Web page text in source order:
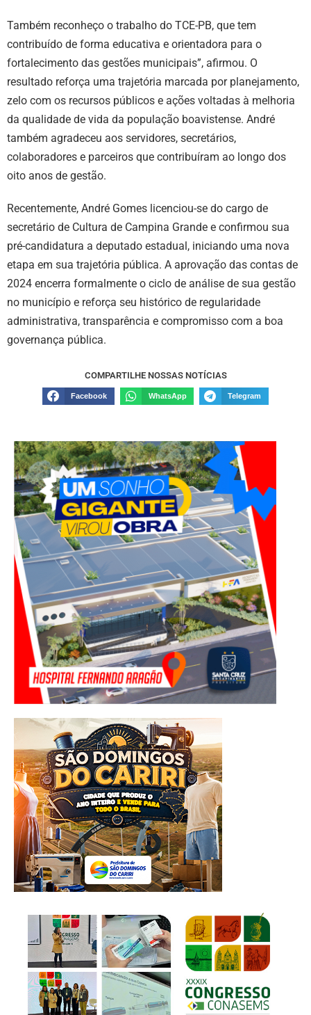
Também reconheço o trabalho do TCE-PB, que tem
contribuído de forma educativa e orientadora para o
fortalecimento das gestões municipais”, afirmou. O
resultado reforça uma trajetória marcada por planejamento,
zelo com os recursos públicos e ações voltadas à melhoria
da qualidade de vida da população boavistense. André
também agradeceu aos servidores, secretários,
colaboradores e parceiros que contribuíram ao longo dos
oito anos de gestão.
Recentemente, André Gomes licenciou-se do cargo de
secretário de Cultura de Campina Grande e confirmou sua
pré-candidatura a deputado estadual, iniciando uma nova
etapa em sua trajetória pública. A aprovação das contas de
2024 encerra formalmente o ciclo de análise de sua gestão
no município e reforça seu histórico de regularidade
administrativa, transparência e compromisso com a boa
governança pública.
COMPARTILHE NOSSAS NOTÍCIAS
Facebook WhatsApp Telegram